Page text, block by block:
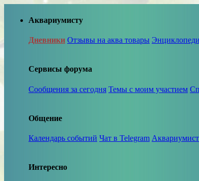
Аквариумисту
Дневники Отзывы на аква товары
Сервисы форума
Сообщения за сегодня Темы с моим участием
Общение
Календарь событий Чат в Telegram
Интересно